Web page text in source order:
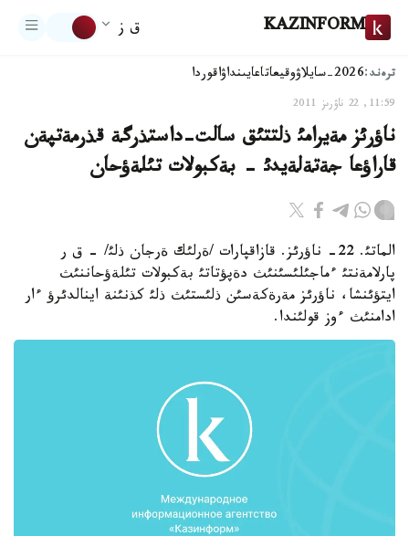
KAZINFORM ق ز
ترەند:2026-سايلاۋ وقيعاتاعايىنداۋاقوردا
11:59, 22 ناۋرىز 2011
ناؤرئز مةيرامئ ذلتتئق سالت-داستذرگة قذرمةتپةن
قاراؤعا جةتةلةيدئ - بةكبولات تئلةؤحان
الماتئ. 22- ناؤرئز. قازاقپارات /ةرلئك ةرجان ذلئ/ - ق ر
پارلامةنتئ ءماجئلئسئنئث دةپؤتاتئ بةكبولات تئلةؤحاننئث
ايتؤئنشا، ناؤرئز مةرةكةسئن ذلئستئث ذلئ كذنئنة اينالدئرؤ ءار
ادامنئث ءوز قولئندا.